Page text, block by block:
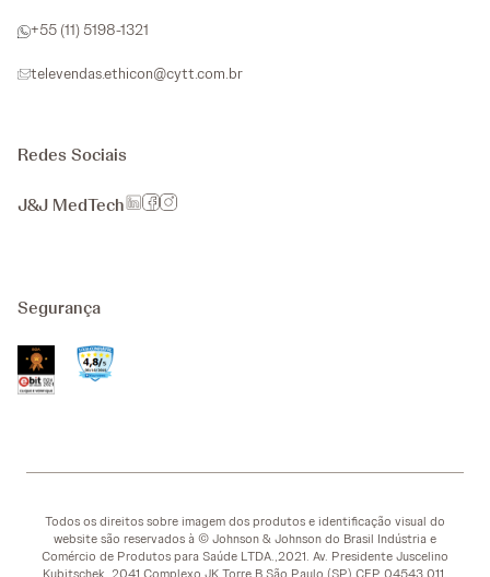
+55 (11) 5198-1321
televendas.ethicon@cytt.com.br
Redes Sociais
J&J MedTech
Segurança
Todos os direitos sobre imagem dos produtos e identificação visual do
website são reservados à © Johnson & Johnson do Brasil Indústria e
Comércio de Produtos para Saúde LTDA.,2021. Av. Presidente Juscelino